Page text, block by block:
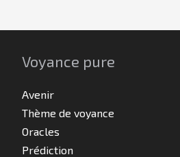
Voyance pure
Avenir
Thème de voyance
Oracles
Prédiction